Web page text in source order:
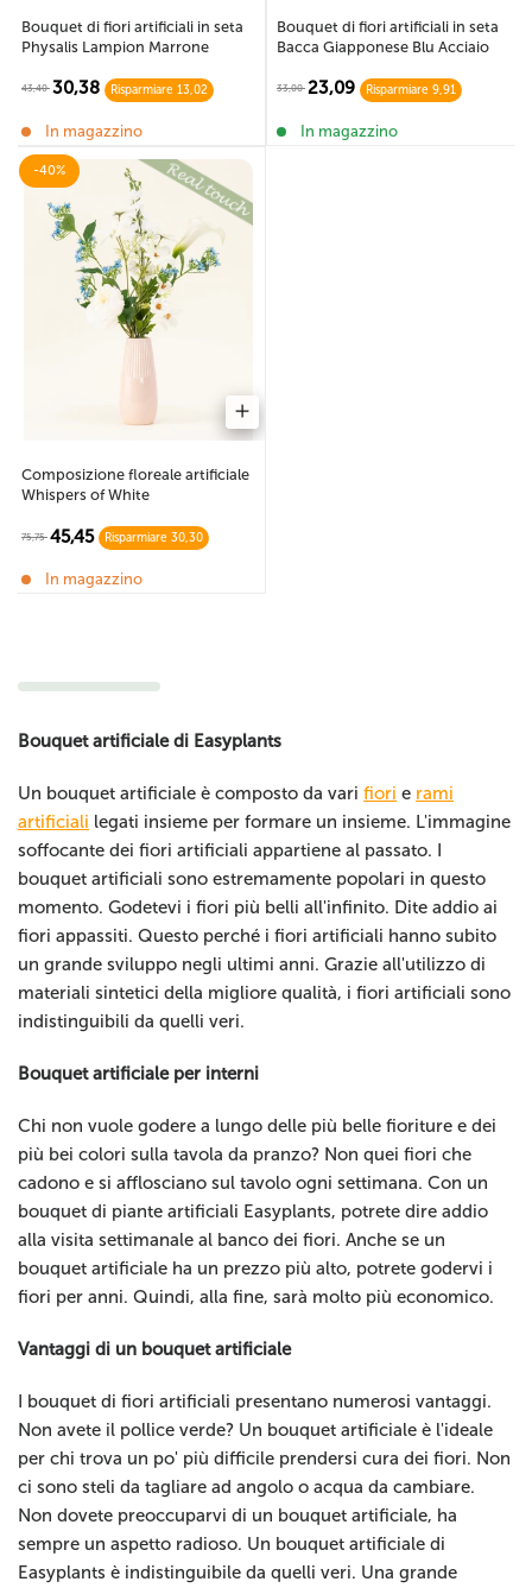
Bouquet di fiori artificiali in seta
Physalis Lampion Marrone
43,40 30,38 Risparmiare 13,02
In magazzino
Bouquet di fiori artificiali in seta
Bacca Giapponese Blu Acciaio
33,00 23,09 Risparmiare 9,91
In magazzino
-40%
Composizione floreale artificiale
Whispers of White
75,75 45,45 Risparmiare 30,30
In magazzino
Bouquet artificiale di Easyplants
Un bouquet artificiale è composto da varifiori e rami
artificiali legati insieme per formare un insieme. L'immagine
soffocante dei fiori artificiali appartiene al passato. I
bouquet artificiali sono estremamente popolari in questo
momento. Godetevi i fiori più belli all'infinito. Dite addio ai
fiori appassiti. Questo perché i fiori artificiali hanno subito
un grande sviluppo negli ultimi anni. Grazie all'utilizzo di
materiali sintetici della migliore qualità, i fiori artificiali sono
indistinguibili da quelli veri.
Bouquet artificiale per interni
Chi non vuole godere a lungo delle più belle fioriture e dei
più bei colori sulla tavola da pranzo? Non quei fiori che
cadono e si afflosciano sul tavolo ogni settimana. Con un
bouquet di piante artificiali Easyplants, potrete dire addio
alla visita settimanale al banco dei fiori. Anche se un
bouquet artificiale ha un prezzo più alto, potrete godervi i
fiori per anni. Quindi, alla fine, sarà molto più economico.
Vantaggi di un bouquet artificiale
I bouquet di fiori artificiali presentano numerosi vantaggi.
Non avete il pollice verde? Un bouquet artificiale è l'ideale
per chi trova un po' più difficile prendersi cura dei fiori. Non
ci sono steli da tagliare ad angolo o acqua da cambiare.
Non dovete preoccuparvi di un bouquet artificiale, ha
sempre un aspetto radioso. Un bouquet artificiale di
Easyplants è indistinguibile da quelli veri. Una grande